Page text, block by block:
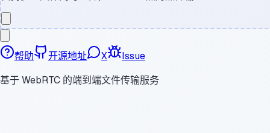
帮助 开源地址 X
Issue
基于 WebRTC 的端到端文件传输服务